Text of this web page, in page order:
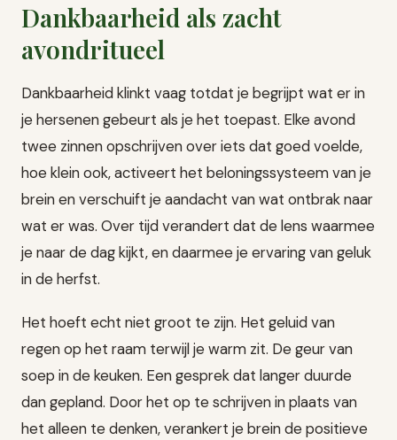
Dankbaarheid als zacht
avondritueel
Dankbaarheid klinkt vaag totdat je begrijpt wat er in
je hersenen gebeurt als je het toepast. Elke avond
twee zinnen opschrijven over iets dat goed voelde,
hoe klein ook, activeert het beloningssysteem van je
brein en verschuift je aandacht van wat ontbrak naar
wat er was. Over tijd verandert dat de lens waarmee
je naar de dag kijkt, en daarmee je ervaring van geluk
in de herfst.
Het hoeft echt niet groot te zijn. Het geluid van
regen op het raam terwijl je warm zit. De geur van
soep in de keuken. Een gesprek dat langer duurde
dan gepland. Door het op te schrijven in plaats van
het alleen te denken, verankert je brein de positieve